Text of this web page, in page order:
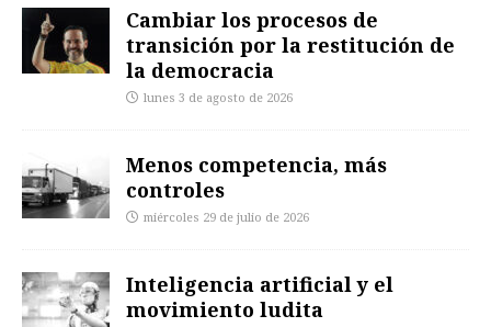
Cambiar los procesos de
transición por la restitución de
la democracia
lunes 3 de agosto de 2026
Menos competencia, más
controles
miércoles 29 de julio de 2026
Inteligencia artificial y el
movimiento ludita